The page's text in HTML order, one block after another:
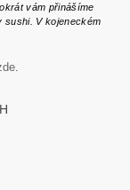
vám přinášíme
sushi. V kojeneckém